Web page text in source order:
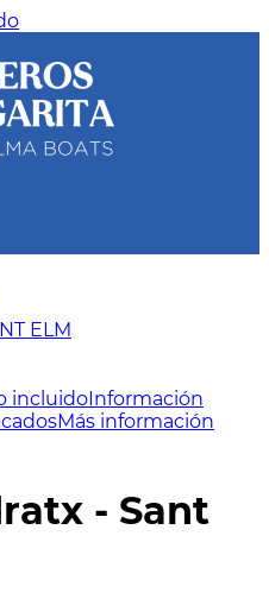
ELM
incluidoInformación
Más información
- Sant